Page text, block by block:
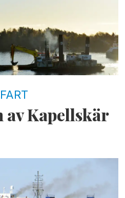
av Kapellskär